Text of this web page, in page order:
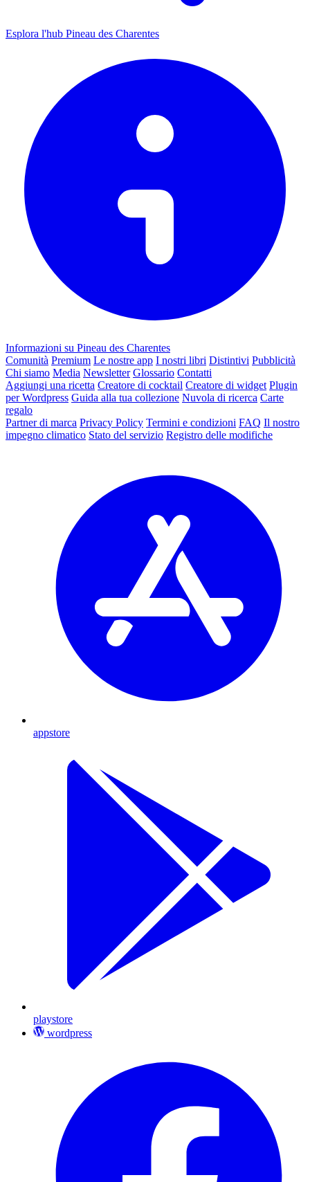
Esplora l'hub Pineau des Charentes
Informazioni su Pineau des Charentes
Comunità Premium Le nostre app I nostri libri Distintivi Pubblicità
Chi siamo Media Newsletter Glossario Contatti
Aggiungi una ricetta Creatore di cocktail Creatore di widget Plugin
per Wordpress Guida alla tua collezione Nuvola di ricerca Carte
regalo
Partner di marca Privacy Policy Termini e condizioni FAQ Il nostro
impegno climatico Stato del servizio Registro delle modifiche
appstore
playstore
wordpress